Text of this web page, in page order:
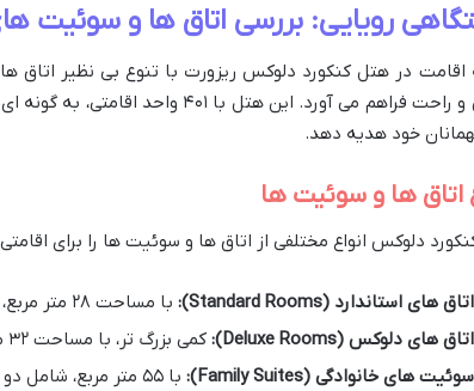
رویایی: بررسی اتاق ها و سوئیت
اقامت در هتل کنکورد دلوکس ریزورت با تنوع بی نظیر اتاق
لوکس و راحت فراهم می آورد. این
خود هدیه دهد.
اتاق ها و سوئیت ها
دلوکس انواع مختلفی از اتاق ها و سوئیت ها را برای
اتاق های استاندارد (Standard Rooms):
با مساحت ۲۸ متر مربع، فضایی دلنشین و کاربردی را فراهم می کنند.
اتاق های دلوکس (Deluxe Rooms):
کمی بزرگ تر، با مساحت ۳۲ متر مربع، برای راحتی بیشتر طراحی شده اند.
سوئیت های خانوادگی (Family Suites):
با ۵۵ متر مربع،